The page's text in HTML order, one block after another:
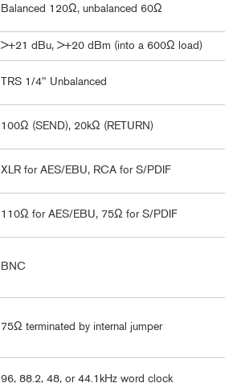
Balanced 120Ω, unbalanced 60Ω
>+21 dBu, >+20 dBm (into a 600Ω load)
TRS 1/4" Unbalanced
100Ω (SEND), 20kΩ (RETURN)
XLR for AES/EBU, RCA for S/PDIF
110Ω for AES/EBU, 75Ω for S/PDIF
BNC
75Ω terminated by internal jumper
96, 88.2, 48, or 44.1kHz word clock